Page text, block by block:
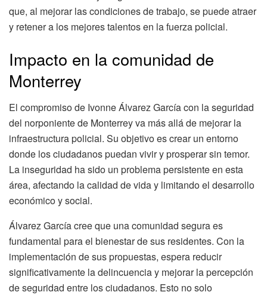
que, al mejorar las condiciones de trabajo, se puede atraer
y retener a los mejores talentos en la fuerza policial.
Impacto en la comunidad de
Monterrey
El compromiso de Ivonne Álvarez García con la seguridad
del norponiente de Monterrey va más allá de mejorar la
infraestructura policial. Su objetivo es crear un entorno
donde los ciudadanos puedan vivir y prosperar sin temor.
La inseguridad ha sido un problema persistente en esta
área, afectando la calidad de vida y limitando el desarrollo
económico y social.
Álvarez García cree que una comunidad segura es
fundamental para el bienestar de sus residentes. Con la
implementación de sus propuestas, espera reducir
significativamente la delincuencia y mejorar la percepción
de seguridad entre los ciudadanos. Esto no solo